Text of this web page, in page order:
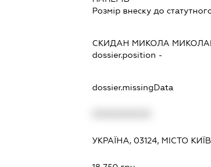
Розмір внеску до
СКИДАН МИКОЛА
dossier.position -
dossier.missingData
УКРАЇНА, 03124, МІСТО